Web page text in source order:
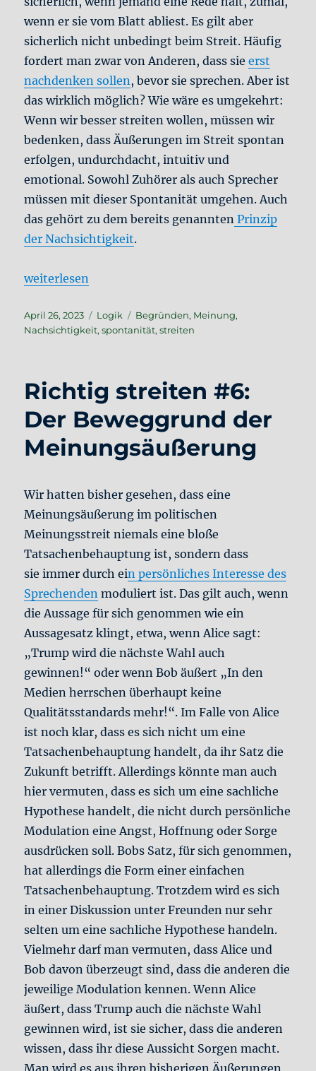
wenn er sie vom Blatt abliest. Es gilt aber
sicherlich nicht unbedingt beim Streit. Häufig
fordert man zwar von Anderen, dass sieerst
nachdenken sollen , bevor sie sprechen. Aber ist
das wirklich möglich? Wie wäre es umgekehrt:
Wenn wir besser streiten wollen, müssen wir
bedenken, dass Äußerungen im Streit spontan
erfolgen, undurchdacht, intuitiv und
emotional. Sowohl Zuhörer als auch Sprecher
müssen mit dieser Spontanität umgehen. Auch
das gehört zu dem bereits genannten Prinzip
der Nachsichtigkeit.
„Richtig streiten #7: Die Spontanität der
weiterlesen
Veröffentlicht
am
April 26, 2023 Kategorien
Logik Schlagwörter
Begründen, Meinung,
Nachsichtigkeit,spontanität,streiten
Richtig streiten #6:
Der Beweggrund der
Meinungsäußerung
Wir hatten bisher gesehen, dass eine
Meinungsäußerung im politischen
Meinungsstreit niemals eine bloße
Tatsachenbehauptung ist, sondern dass
sie immer durch ein persönliches Interesse des
Sprechenden moduliert ist. Das gilt auch, wenn
die Aussage für sich genommen wie ein
Aussagesatz klingt, etwa, wenn Alice sagt:
„Trump wird die nächste Wahl auch
gewinnen!“ oder wenn Bob äußert „In den
Medien herrschen überhaupt keine
Qualitätsstandards mehr!“. Im Falle von Alice
ist noch klar, dass es sich nicht um eine
Tatsachenbehauptung handelt, da ihr Satz die
Zukunft betrifft. Allerdings könnte man auch
hier vermuten, dass es sich um eine sachliche
Hypothese handelt, die nicht durch persönliche
Modulation eine Angst, Hoffnung oder Sorge
ausdrücken soll. Bobs Satz, für sich genommen,
hat allerdings die Form einer einfachen
Tatsachenbehauptung. Trotzdem wird es sich
in einer Diskussion unter Freunden nur sehr
selten um eine sachliche Hypothese handeln.
Vielmehr darf man vermuten, dass Alice und
Bob davon überzeugt sind, dass die anderen die
jeweilige Modulation kennen. Wenn Alice
äußert, dass Trump auch die nächste Wahl
gewinnen wird, ist sie sicher, dass die anderen
wissen, dass ihr diese Aussicht Sorgen macht.
Man wird es aus ihren bisherigen Äußerungen